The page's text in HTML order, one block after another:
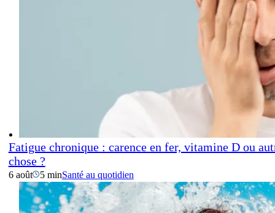
Fatigue chronique : carence en fer, vitamine D ou
chose ?
6 août 5 minSanté au quotidien